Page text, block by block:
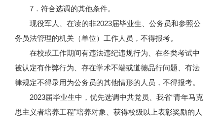
7．符合选调的其他条件。
现役军人、在读的非2023届毕业生、公务员和参照公
务员法管理的机关（单位）工作人员，不得报考。
在校或工作期间有违法违纪违规行为、在各类考试中
被认定有作弊行为、存在学术不端或道德品行问题、有法
律规定不得录用为公务员的其他情形的人员，不得报考。
2023届毕业生中，优先选调中共党员、我省“青年马克
思主义者培养工程”培养对象、获得校级以上表彰奖励的人